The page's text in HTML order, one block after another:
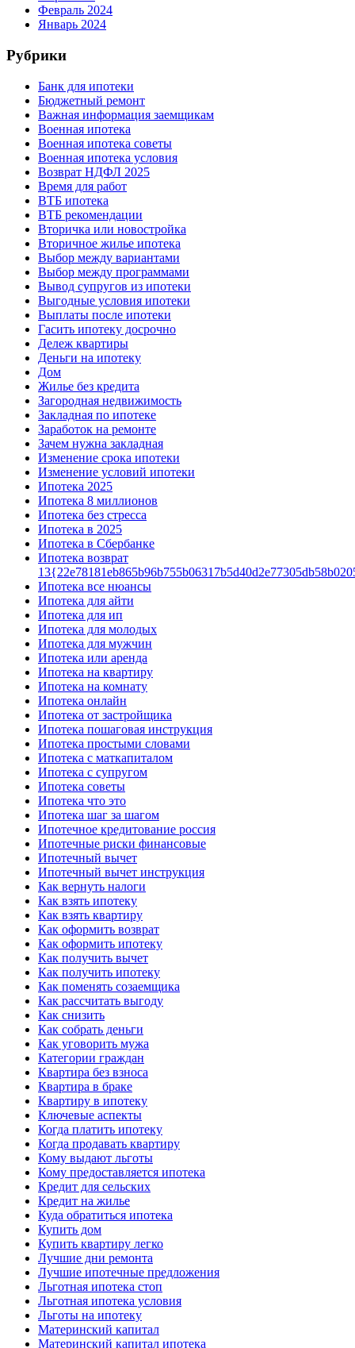
Февраль 2024
Январь 2024
Рубрики
Банк для ипотеки
Бюджетный ремонт
Важная информация заемщикам
Военная ипотека
Военная ипотека советы
Военная ипотека условия
Возврат НДФЛ 2025
Время для работ
ВТБ ипотека
ВТБ рекомендации
Вторичка или новостройка
Вторичное жилье ипотека
Выбор между вариантами
Выбор между программами
Вывод супругов из ипотеки
Выгодные условия ипотеки
Выплаты после ипотеки
Гасить ипотеку досрочно
Дележ квартиры
Деньги на ипотеку
Дом
Жилье без кредита
Загородная недвижимость
Закладная по ипотеке
Заработок на ремонте
Зачем нужна закладная
Изменение срока ипотеки
Изменение условий ипотеки
Ипотека 2025
Ипотека 8 миллионов
Ипотека без стресса
Ипотека в 2025
Ипотека в Сбербанке
Ипотека возврат
Ипотека все нюансы
Ипотека для айти
Ипотека для ип
Ипотека для молодых
Ипотека для мужчин
Ипотека или аренда
Ипотека на квартиру
Ипотека на комнату
Ипотека онлайн
Ипотека от застройщика
Ипотека пошаговая инструкция
Ипотека простыми словами
Ипотека с маткапиталом
Ипотека с супругом
Ипотека советы
Ипотека что это
Ипотека шаг за шагом
Ипотечное кредитование россия
Ипотечные риски финансовые
Ипотечный вычет
Ипотечный вычет инструкция
Как вернуть налоги
Как взять ипотеку
Как взять квартиру
Как оформить возврат
Как оформить ипотеку
Как получить вычет
Как получить ипотеку
Как поменять созаемщика
Как рассчитать выгоду
Как снизить
Как собрать деньги
Как уговорить мужа
Категории граждан
Квартира без взноса
Квартира в браке
Квартиру в ипотеку
Ключевые аспекты
Когда платить ипотеку
Когда продавать квартиру
Кому выдают льготы
Кому предоставляется ипотека
Кредит для сельских
Кредит на жилье
Куда обратиться ипотека
Купить дом
Купить квартиру легко
Лучшие дни ремонта
Лучшие ипотечные предложения
Льготная ипотека стоп
Льготная ипотека условия
Льготы на ипотеку
Материнский капитал
Материнский капитал ипотека